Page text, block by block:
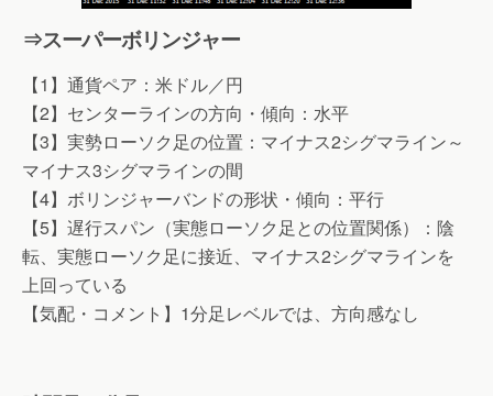
⇒スーパーボリンジャー
【1】通貨ペア：米ドル／円
【2】センターラインの方向・傾向：水平
【3】実勢ローソク足の位置：マイナス2シグマライン～
マイナス3シグマラインの間
【4】ボリンジャーバンドの形状・傾向：平行
【5】遅行スパン（実態ローソク足との位置関係）：陰
転、実態ローソク足に接近、マイナス2シグマラインを
上回っている
【気配・コメント】1分足レベルでは、方向感なし